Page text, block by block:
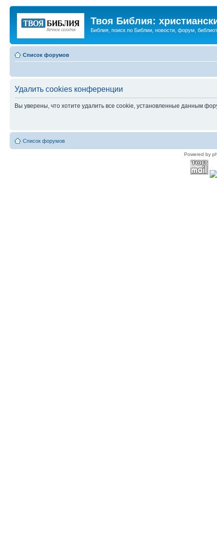
Твоя Библия:
Библия, поиск по Библии, новости, форум,
Список форумов
Удалить cookies конференции
Вы уверены, что хотите удалить все cookie, установленные данным
Список форумов
Powered by